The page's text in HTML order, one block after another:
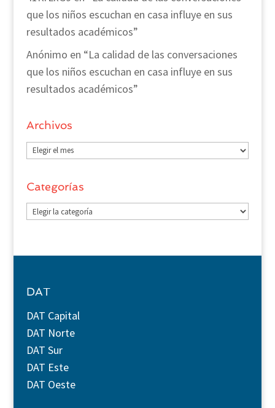
que los niños escuchan en casa influye en sus
resultados académicos”
Anónimo en “La calidad de las conversaciones
que los niños escuchan en casa influye en sus
resultados académicos”
Archivos
Archivos
Categorías
Categorías
DAT
DAT Capital
DAT Norte
DAT Sur
DAT Este
DAT Oeste